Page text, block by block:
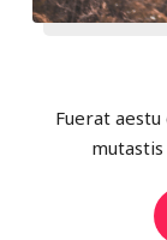
Fuerat